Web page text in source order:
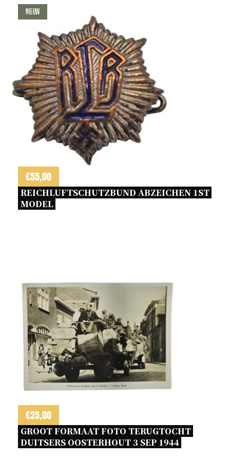
Nieuw
€55,00
REICHLUFTSCHUTZBUND ABZEICHEN 1ST
MODEL
€25,00
GROOT FORMAAT FOTO TERUGTOCHT
DUITSERS OOSTERHOUT 3 SEP 1944